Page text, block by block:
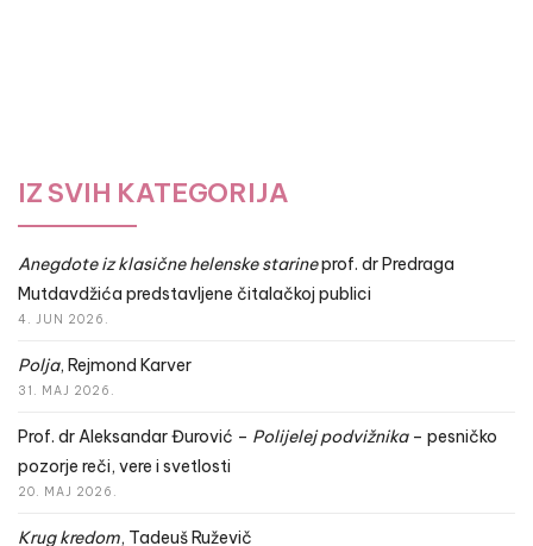
IZ SVIH KATEGORIJA
Anegdote iz klasične helenske starineprof. dr Predraga
Mutdavdžića predstavljene čitalačkoj publici
4. JUN 2026.
Polja, Rejmond Karver
31. MAJ 2026.
Prof. dr Aleksandar Đurović – Polijelej podvižnika– pesničko
pozorje reči, vere i svetlosti
20. MAJ 2026.
Krug kredom, Tadeuš Ruževič